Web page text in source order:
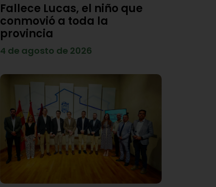
Fallece Lucas, el niño que
conmovió a toda la
provincia
4 de agosto de 2026